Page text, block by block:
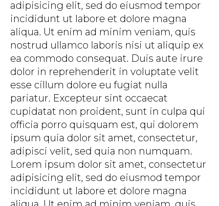
adipisicing elit, sed do eiusmod tempor
incididunt ut labore et dolore magna
aliqua. Ut enim ad minim veniam, quis
nostrud ullamco laboris nisi ut aliquip ex
ea commodo consequat. Duis aute irure
dolor in reprehenderit in voluptate velit
esse cillum dolore eu fugiat nulla
pariatur. Excepteur sint occaecat
cupidatat non proident, sunt in culpa qui
officia porro quisquam est, qui dolorem
ipsum quia dolor sit amet, consectetur,
adipisci velit, sed quia non numquam.
Lorem ipsum dolor sit amet, consectetur
adipisicing elit, sed do eiusmod tempor
incididunt ut labore et dolore magna